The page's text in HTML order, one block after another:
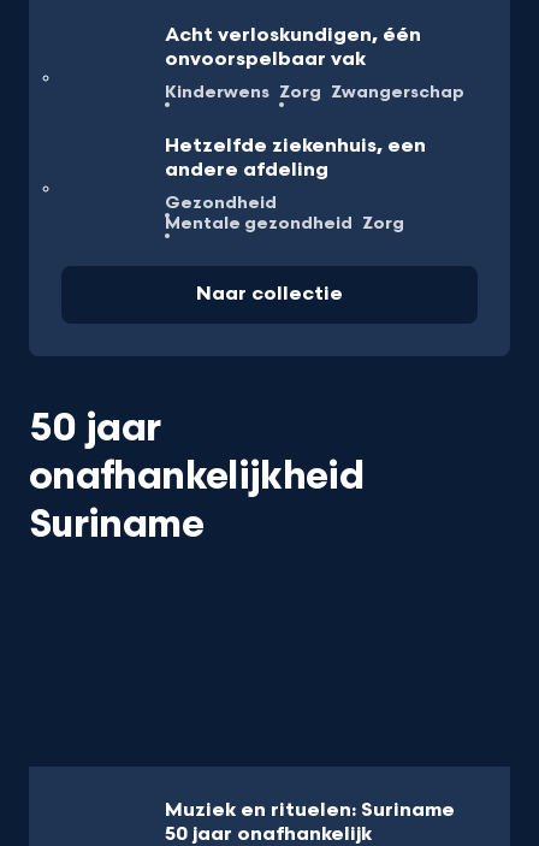
Acht verloskundigen, één
onvoorspelbaar vak
Kinderwens Zorg Zwangerschap
Hetzelfde ziekenhuis, een
andere afdeling
Gezondheid
Mentale gezondheid Zorg
Naar collectie
50 jaar
onafhankelijkheid
Suriname
Muziek en rituelen: Suriname
50 jaar onafhankelijk